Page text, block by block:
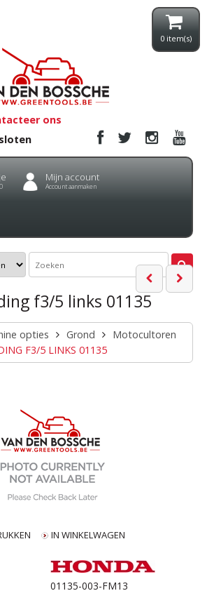
0 item(s)
ons
Mijn account
Account aanmaken
f3/5 links 01135
opties Grond
Motocultoren
F3/5 LINKS 01135
IN WINKELWAGEN
01135-003-FM13